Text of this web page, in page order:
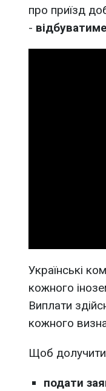
про приїзд
-
Українські
кожного
Виплати
кожного
Щоб
подати